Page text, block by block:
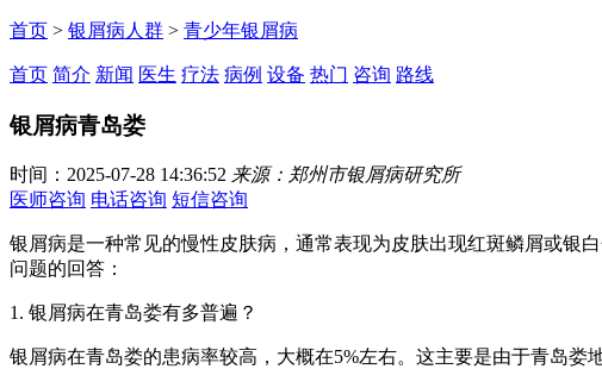
首页 > 银屑病人群 > 青少年银屑病
首页 简介 新闻 医生 疗法 病例 设备 热门 咨询 路线
银屑病青岛娄
时间：2025-07-28 14:36:52 来源：郑州市银屑病研究所
医师咨询 电话咨询 短信咨询
银屑病是一种常见的慢性皮肤病，通常表现为皮肤出现红斑鳞屑或银
问题的回答：
1. 银屑病在青岛娄有多普遍？
银屑病在青岛娄的患病率较高，大概在5%左右。这主要是由于青岛